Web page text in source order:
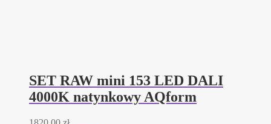
SET RAW mini 153 LED DALI
4000K natynkowy AQform